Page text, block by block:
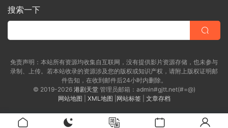
搜索一下
免责声明：本站所有资源均收集自互联网，没有提供影片资源存储，也未参与
录制、上传。若本站收录的资源涉及您的版权或知识产权，请附上版权证明邮
件告知，在收到邮件后24小时内删除。
© 2019-2026 港剧天堂管理员邮箱：admin#gjtt.net(#=@)
网站地图
XML地图 网站标签| 文章存档